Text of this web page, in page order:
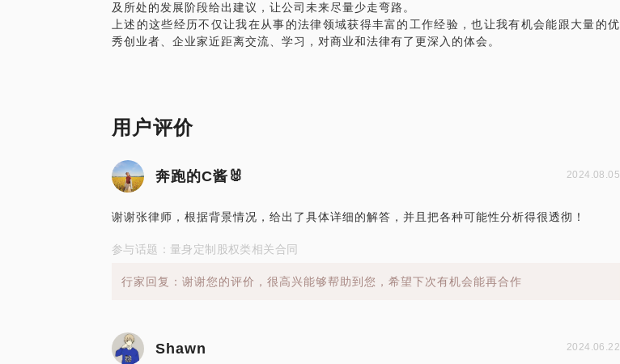
及所处的发展阶段给出建议，让公司未来尽量少走弯路。
上述的这些经历不仅让我在从事的法律领域获得丰富的工作经验，也让我有机会能跟大量的优
用户评价
奔跑的C酱🐰 2024.08.05
谢谢张律师，根据背景情况，给出了具体详细的解答，并且把各种可能性分析得很透彻！
参与话题：量身定制股权类相关合同
行家回复：谢谢您的评价，很高兴能够帮助到您，希望下次有机会能再合作
Shawn 2024.06.22